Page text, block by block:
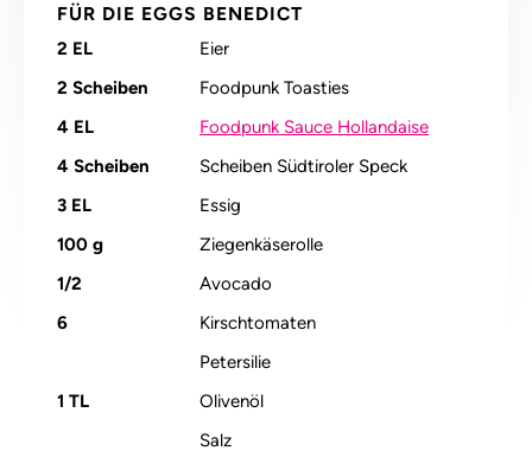
FÜR DIE EGGS BENEDICT
2 EL
Eier
2 Scheiben
Foodpunk Toasties
4 EL
Foodpunk Sauce Hollandaise
4 Scheiben
Scheiben Südtiroler Speck
3 EL
Essig
100 g
Ziegenkäserolle
1/2
Avocado
6
Kirschtomaten
Petersilie
1 TL
Olivenöl
Salz